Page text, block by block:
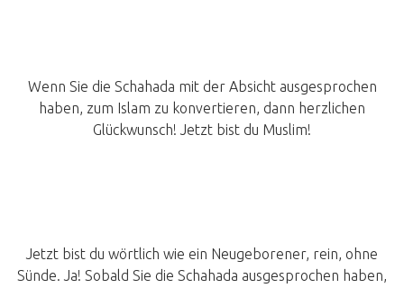
Wenn Sie die Schahada mit der Absicht ausgesprochen
haben, zum Islam zu konvertieren, dann herzlichen
Glückwunsch! Jetzt bist du Muslim!
Jetzt bist du wörtlich wie ein Neugeborener, rein, ohne
Sünde. Ja! Sobald Sie die Schahada ausgesprochen haben,